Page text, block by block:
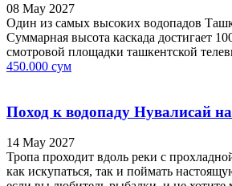
08 May 2027
Один из самых высоких водопадов
Суммарная высота каскада достигает
смотровой площадки ташкентской
450.000 сум
Поход к водопаду Нувалисай
14 May 2027
Тропа проходит вдоль реки с
как искупаться, так и поймать